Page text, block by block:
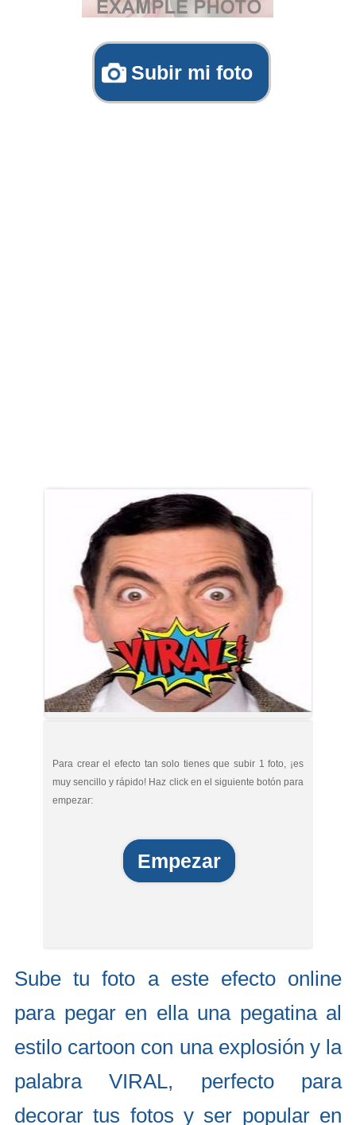
Subir mi foto
Para crear el efecto tan solo tienes que subir 1 foto, ¡es
muy sencillo y rápido! Haz click en el siguiente botón para
empezar:
Empezar
Sube tu foto a este efecto online
para pegar en ella una pegatina al
estilo cartoon con una explosión y la
palabra VIRAL, perfecto para
decorar tus fotos y ser popular en